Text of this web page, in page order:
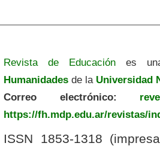
Revista de Educación es
Humanidades de la Universidad
Correo electrónico:
https://fh.mdp.edu.ar/revistas/
ISSN 1853-1318